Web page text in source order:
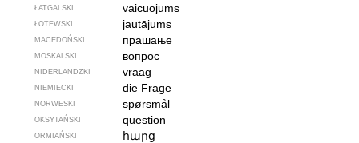
ŁATGALSKI vaicuojums
ŁOTEWSKI jautājums
MACEDOŃSKI прашање
MOSKALSKI вопрос
NIDERLANDZKI vraag
NIEMIECKI die Frage
NORWESKI spørsmål
OKSYTAŃSKI question
ORMIAŃSKI հարց